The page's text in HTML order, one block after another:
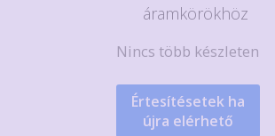
áramkörökhöz
Nincs több készleten
Értesítésetek ha
újra elérhető